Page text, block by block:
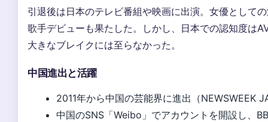
引退後は日本のテレビ番組や映画に出演。女優として
歌手デビューも果たした。しかし、日本での認知度は
大きなブレイクには至らなかった。
中国進出と活躍
2011年から中国の芸能界に進出（NEWSWEEK
中国のSNS「Weibo」でアカウントを開設し、